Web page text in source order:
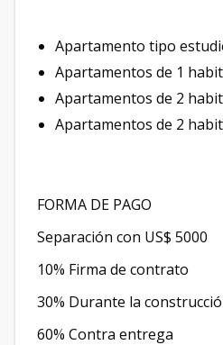
Apartamento tipo
Apartamentos de 1
Apartamentos de 2
Apartamentos de 2
FORMA DE PAGO
Separación con US$ 5000
10% Firma de contrato
30% Durante la
60% Contra entrega